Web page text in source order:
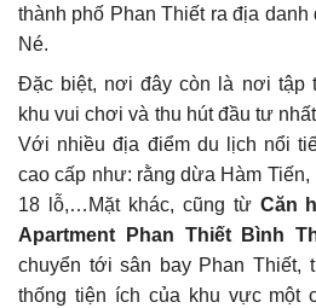
thành phố Phan Thiết ra địa
Né.
Đặc biệt, nơi đây còn là nơi tập
khu vui chơi và thu hút đầu tư
Với nhiều địa điểm du lịch nổi
cao cấp như: rằng dừa Hàm
18 lỗ,…Mặt khác, cũng từ Căn
Apartment Phan Thiết Bình
chuyển tới sân bay Phan Thiết,
thống tiện ích của khu vực một